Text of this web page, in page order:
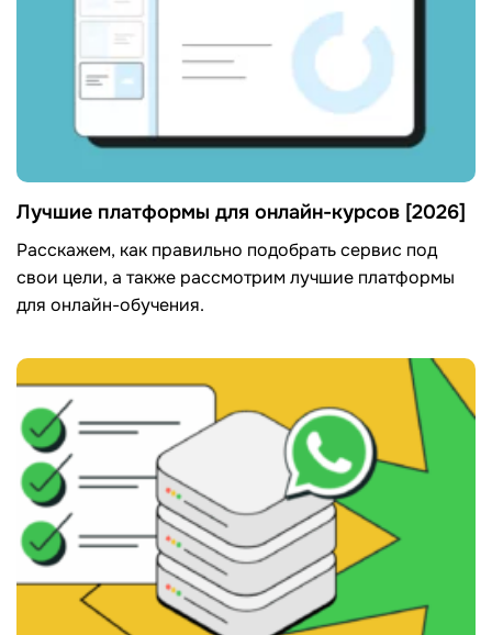
Лучшие платформы для онлайн-курсов [2026]
Расскажем, как правильно подобрать сервис под
свои цели, а также рассмотрим лучшие платформы
для онлайн-обучения.